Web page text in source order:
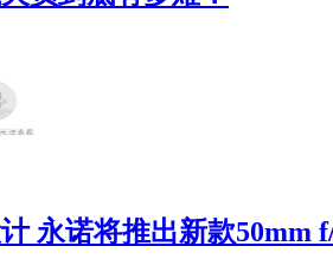
永诺将推出新款50mm